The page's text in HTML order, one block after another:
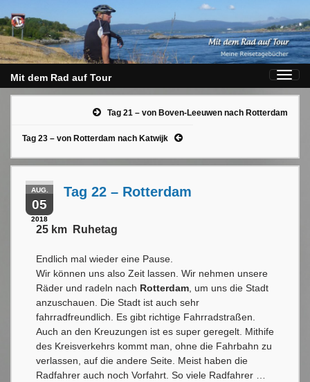
Mit dem Rad auf Tour
Tag 21 – von Boven-Leeuwen nach Rotterdam
Tag 23 – von Rotterdam nach Katwijk
AUG.
05
2018
Tag 22 – Rotterdam
25 km Ruhetag
Endlich mal wieder eine Pause.
Wir können uns also Zeit lassen. Wir nehmen unsere
Räder und radeln nach Rotterdam, um uns die Stadt
anzuschauen. Die Stadt ist auch sehr
fahrradfreundlich. Es gibt richtige Fahrradstraßen.
Auch an den Kreuzungen ist es super geregelt. Mithife
des Kreisverkehrs kommt man, ohne die Fahrbahn zu
verlassen, auf die andere Seite. Meist haben die
Radfahrer auch noch Vorfahrt. So viele Radfahrer …